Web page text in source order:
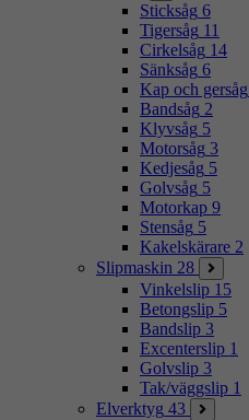
Sticksåg 6
Tigersåg 11
Cirkelsåg 14
Sänksåg 6
Kap och gersåg
Bandsåg 2
Klyvsåg 5
Motorsåg 3
Kedjesåg 5
Golvsåg 5
Motorkap 9
Stensåg 5
Kakelskärare 2
Slipmaskin 28
Vinkelslip 15
Betongslip 5
Bandslip 3
Excenterslip 1
Golvslip 3
Tak/väggslip 1
Elverktyg 43